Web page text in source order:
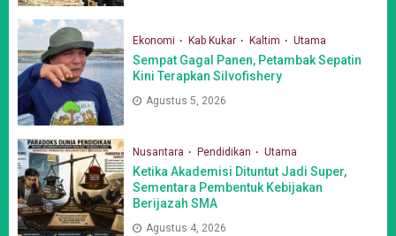
Ekonomi Kab Kukar Kaltim Utama
Sempat Gagal Panen, Petambak Sepatin
Kini Terapkan Silvofishery
Agustus 5, 2026
Nusantara Pendidikan Utama
Ketika Akademisi Dituntut Jadi Super,
Sementara Pembentuk Kebijakan
Berijazah SMA
Agustus 4, 2026